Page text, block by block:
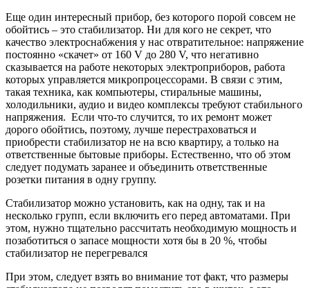
Еще один интересный прибор, без которого порой совсем не
обойтись – это стабилизатор. Ни для кого не секрет, что
качество электроснабжения у нас отвратительное: напряжение
постоянно «скачет» от 160 V до 280 V, что негативно
сказывается на работе некоторых электроприборов, работа
которых управляется микропроцессорами. В связи с этим,
такая техника, как компьютеры, стиральные машины,
холодильники, аудио и видео комплексы требуют стабильного
напряжения. Если что-то случится, то их ремонт может
дорого обойтись, поэтому, лучше перестраховаться и
приобрести стабилизатор не на всю квартиру, а только на
ответственные бытовые приборы. Естественно, что об этом
следует подумать заранее и объединить ответственные
розетки питания в одну группу.
Стабилизатор можно установить, как на одну, так и на
несколько групп, если включить его перед автоматами. При
этом, нужно тщательно рассчитать необходимую мощность и
позаботиться о запасе мощности хотя бы в 20 %, чтобы
стабилизатор не перегревался
При этом, следует взять во внимание тот факт, что размеры